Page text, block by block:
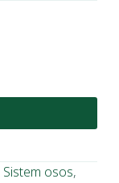
Sistem osos,